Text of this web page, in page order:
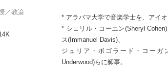
／教諭
* アラバマ大学で音楽学士を、アイ
* シェリル・コーエン(Sheryl
ス(Immanuel Davis)、
ジュリア・ボゴラード・コーガ
Underwood)らに師事。